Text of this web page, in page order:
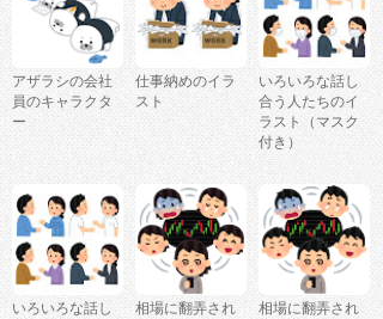
アザラシの会社
員のキャラクタ
ー
仕事納めのイラ
スト
いろいろな話し
合う人たちのイ
ラスト（マスク
付き）
いろいろな話し
相場に翻弄され
相場に翻弄され